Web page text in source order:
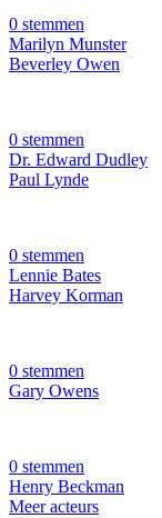
0 stemmen
Marilyn Munster
Beverley Owen
0 stemmen
Dr. Edward Dudley
Paul Lynde
0 stemmen
Lennie Bates
Harvey Korman
0 stemmen
Gary Owens
0 stemmen
Henry Beckman
Meer acteurs